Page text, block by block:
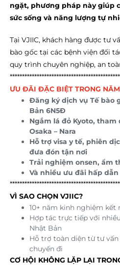
ngặt, phương pháp này giúp
sức sống và năng lượng tự
Tại VJIIC, khách hàng được tư
bào gốc tại các bệnh viện đối
quy trình chuyên nghiệp, an
ƯU ĐÃI ĐẶC BIỆT TRONG
Đăng ký dịch vụ Tế bào
Bản 6N5Đ
Ngắm lá đỏ Kyoto, tham
Osaka – Nara
Hỗ trợ visa y tế, phiên
đưa đón tận nơi
Trải nghiệm onsen, ẩm
Và nhiều ưu đãi hấp
VÌ SAO CHỌN VJIIC?
10+ năm kinh nghiệm kết
Hợp tác trực tiếp với
Nhật Bản
Hỗ trợ toàn diện từ tư vấn
chuyến đi
CƠ HỘI KHÔNG LẶP LẠI